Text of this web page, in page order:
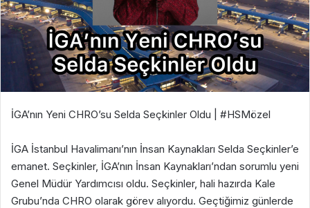
İGA’nın Yeni CHRO’su Selda Seçkinler Oldu | #HSMözel
İGA İstanbul Havalimanı’nın İnsan Kaynakları Selda Seçkinler’e
emanet. Seçkinler, İGA’nın İnsan Kaynakları’ndan sorumlu yeni
Genel Müdür Yardımcısı oldu. Seçkinler, hali hazırda Kale
Grubu’nda CHRO olarak görev alıyordu. Geçtiğimiz günlerde